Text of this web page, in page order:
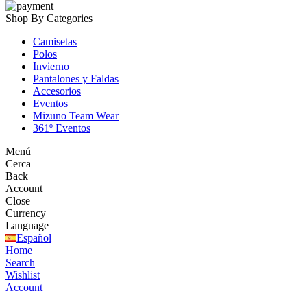
Shop By Categories
Camisetas
Polos
Invierno
Pantalones y Faldas
Accesorios
Eventos
Mizuno Team Wear
361º Eventos
Menú
Cerca
Back
Account
Close
Currency
Language
Español
Home
Search
Wishlist
Account